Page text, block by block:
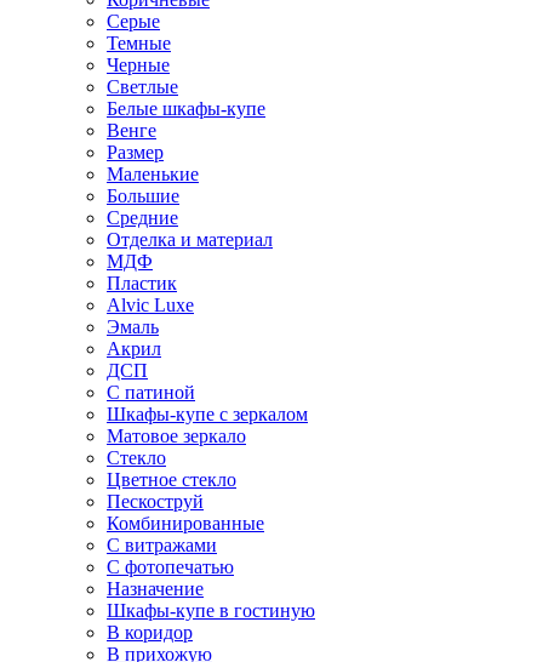
Серые
Темные
Черные
Светлые
Белые шкафы-купе
Венге
Размер
Маленькие
Большие
Средние
Отделка и материал
МДФ
Пластик
Alvic Luxe
Эмаль
Акрил
ДСП
С патиной
Шкафы-купе с зеркалом
Матовое зеркало
Стекло
Цветное стекло
Пескоструй
Комбинированные
С витражами
С фотопечатью
Назначение
Шкафы-купе в гостиную
В коридор
В прихожую